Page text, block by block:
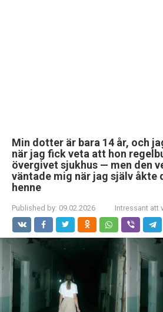
Min dotter är bara 14 år, och
när jag fick veta att hon
övergivet sjukhus — men den
väntade mig när jag själv åkte
henne
Published by: 09.02.2026 Intressant att